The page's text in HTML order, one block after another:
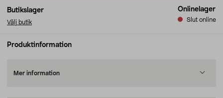
Butikslager
Välj butik
Onlinelager
Slut online
Produktinformation
Mer information